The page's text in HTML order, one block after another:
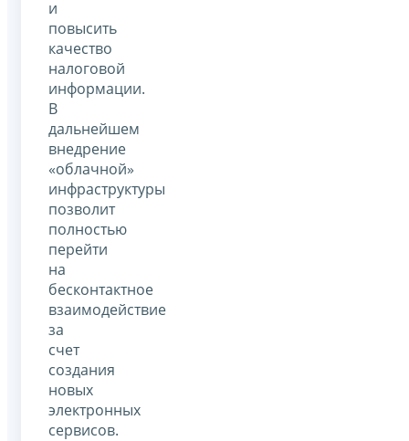
и
повысить
качество
налоговой
информации.
В
дальнейшем
внедрение
«облачной»
инфраструктуры
позволит
полностью
перейти
на
бесконтактное
взаимодействие
за
счет
создания
новых
электронных
сервисов.